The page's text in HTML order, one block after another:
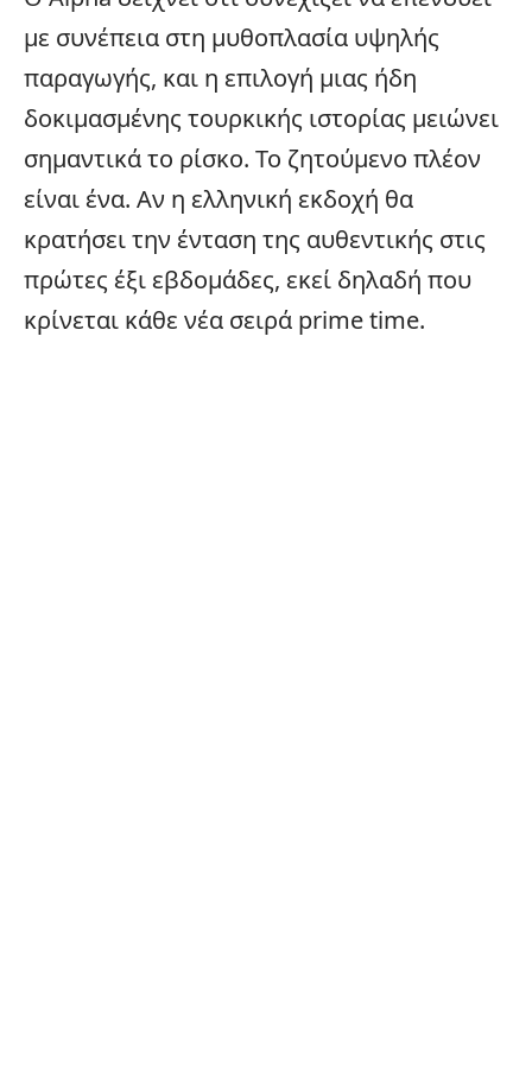
με συνέπεια στη μυθοπλασία υψηλής
παραγωγής, και η επιλογή μιας ήδη
δοκιμασμένης τουρκικής ιστορίας μειώνει
σημαντικά το ρίσκο. Το ζητούμενο πλέον
είναι ένα. Αν η ελληνική εκδοχή θα
κρατήσει την ένταση της αυθεντικής στις
πρώτες έξι εβδομάδες, εκεί δηλαδή που
κρίνεται κάθε νέα σειρά prime time.